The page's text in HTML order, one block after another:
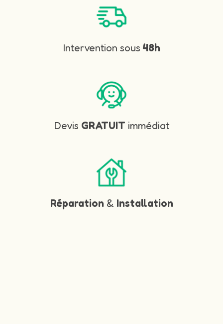
Intervention sous 48h
Devis GRATUIT immédiat
Réparation & Installation